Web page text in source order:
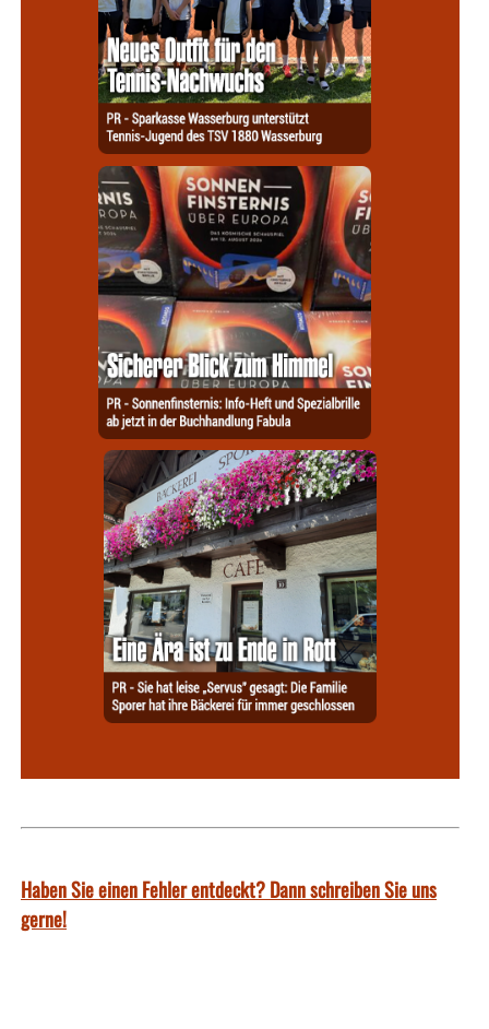
Haben Sie einen Fehler entdeckt? Dann schreiben Sie uns
gerne!